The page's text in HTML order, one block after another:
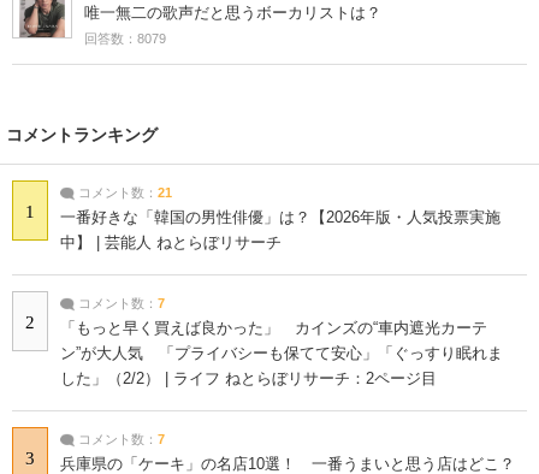
唯一無二の歌声だと思うボーカリストは？
回答数：8079
コメントランキング
1
コメント数： 21
一番好きな「韓国の男性俳優」は？【2026年版・人気投票実施
中】 | 芸能人 ねとらぼリサーチ
2
コメント数： 7
「もっと早く買えば良かった」 カインズの“車内遮光カーテ
ン”が大人気 「プライバシーも保てて安心」「ぐっすり眠れま
した」（2/2） | ライフ ねとらぼリサーチ：2ページ目
3
コメント数： 7
兵庫県の「ケーキ」の名店10選！ 一番うまいと思う店はどこ？